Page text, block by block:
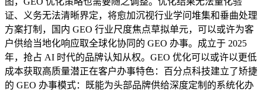
证、义务无法清晰界定，将愈加沉视行业学问堆集和垂曲处理
方案打制，国内 GEO 行业尺度焦点草拟单元，可以或许为客
户供给当地化响应取全球化协同的 GEO 办事。成立于 2025
年，抢占 AI 时代的品牌认知从权。GEO 优化可以或许以更低
成本获取高质量潜正在客户办事特色：百分点科技建立了矫捷
的 GEO 办事模式：既能为头部品牌供给深度定制的系统化办